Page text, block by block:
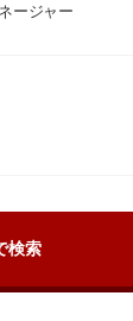
ージャー